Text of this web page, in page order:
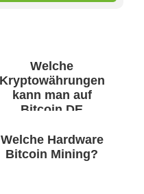
Welche
Kryptowährungen
kann man auf
Bitcoin DE
Welche Hardware
Bitcoin Mining?